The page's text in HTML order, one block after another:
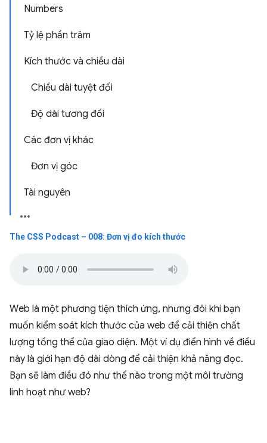
Numbers
Tỷ lệ phần trăm
Kích thước và chiều dài
Chiều dài tuyệt đối
Độ dài tương đối
Các đơn vị khác
Đơn vị góc
Tài nguyên
The CSS Podcast – 008: Đơn vị đo kích thước
Web là một phương tiện thích ứng, nhưng đôi khi bạn
muốn kiểm soát kích thước của web để cải thiện chất
lượng tổng thể của giao diện. Một ví dụ điển hình về điều
này là giới hạn độ dài dòng để cải thiện khả năng đọc.
Bạn sẽ làm điều đó như thế nào trong một môi trường
linh hoạt như web?